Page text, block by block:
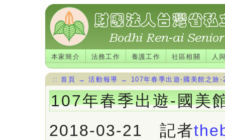
本家簡介 法務工作 養護工作 社區相關 人
::首頁 →活動報導 → 107年春季出遊-國美館之旅-
107年春季出遊-國美
2018-03-21 記者